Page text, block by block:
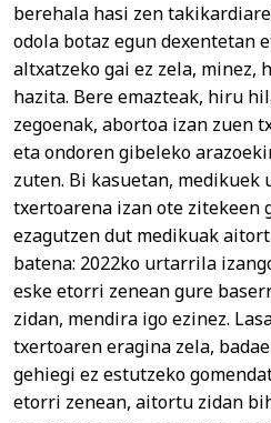
berehala hasi zen
odola botaz egun dexentetan
altxatzeko gai ez zela, minez,
hazita. Bere emazteak, hiru
zegoenak, abortoa izan zuen
eta ondoren gibeleko
zuten. Bi kasuetan, medikuek
txertoarena izan ote zitekeen
ezagutzen dut medikuak
batena: 2022ko urtarrila
eske etorri zenean gure
zidan, mendira igo ezinez.
txertoaren eragina zela,
gehiegi ez estutzeko
etorri zenean, aitortu zidan